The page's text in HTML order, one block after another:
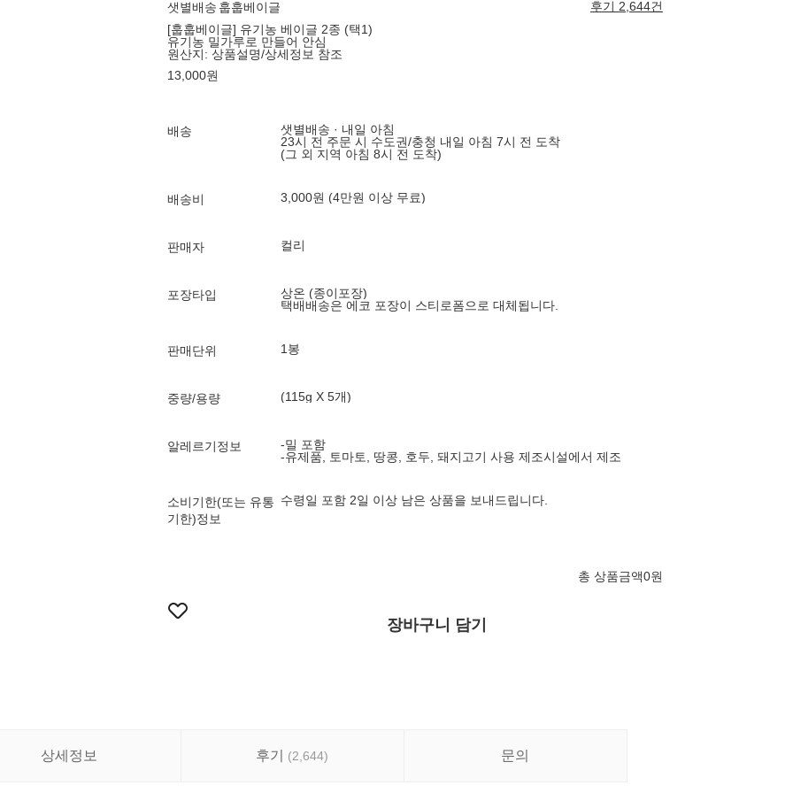
샛별배송 훕훕베이글
후기 2,644건
[훕훕베이글] 유기농 베이글 2종 (택1)
유기농 밀가루로 만들어 안심
원산지: 상품설명/상세정보 참조
13,000원
배송
샛별배송 · 내일 아침
23시 전 주문 시 수도권/충청 내일 아침 7시 전 도착
(그 외 지역 아침 8시 전 도착)
배송비 3,000원 (4만원 이상 무료)
판매자 컬리
포장타입
상온 (종이포장)
택배배송은 에코 포장이 스티로폼으로 대체됩니다.
판매단위 1봉
중량/용량 (115g X 5개)
알레르기정보
-밀 포함
-유제품, 토마토, 땅콩, 호두, 돼지고기 사용 제조시설에서 제조
소비기한(또는 유통
기한)정보
수령일 포함 2일 이상 남은 상품을 보내드립니다.
총 상품금액0원
장바구니 담기
상세정보 후기 (2,644) 문의